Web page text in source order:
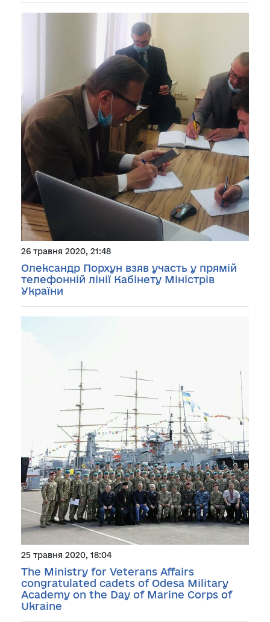
26 травня 2020, 21:48
Олександр Порхун взяв участь у прямій
телефонній лінії Кабінету Міністрів
України
25 травня 2020, 18:04
The Ministry for Veterans Affairs
congratulated cadets of Odesa Military
Academy on the Day of Marine Corps of
Ukraine